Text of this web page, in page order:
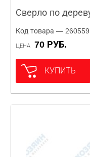
Сверло по
Код товара — 260559
ЦЕНА 70 РУБ.
КУПИТЬ